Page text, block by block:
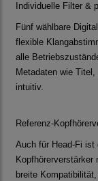
Individuelle Filter &
Fünf wählbare
flexible
alle
Metadaten wie
intuitiv.
Referenz-
Auch für Head-Fi ist
breite